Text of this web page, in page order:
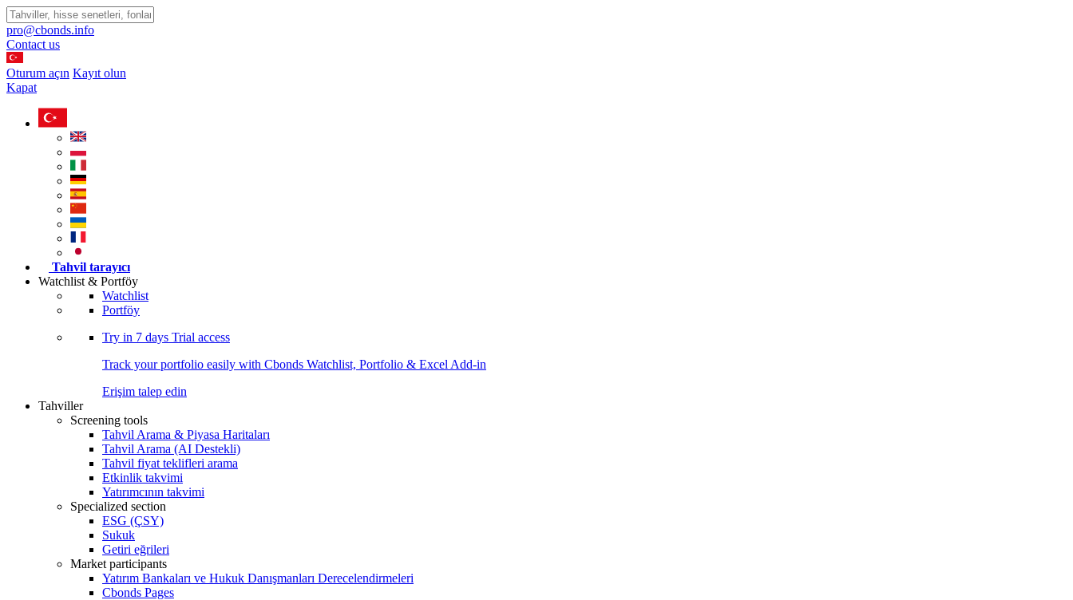
pro@cbonds.info
Contact us
Oturum açın Kayıt olun
Kapat
Tahvil tarayıcı
Watchlist & Portföy
Watchlist
Portföy
Try in 7 days Trial access
Track your portfolio easily with Cbonds Watchlist, Portfolio & Excel Add-in
Erişim talep edin
Tahviller
Screening tools
Tahvil Arama & Piyasa Haritaları
Tahvil Arama (AI Destekli)
Tahvil fiyat teklifleri arama
Etkinlik takvimi
Yatırımcının takvimi
Specialized section
ESG (ÇSY)
Sukuk
Getiri eğrileri
Market participants
Yatırım Bankaları ve Hukuk Danışmanları Derecelendirmeleri
Cbonds Pages